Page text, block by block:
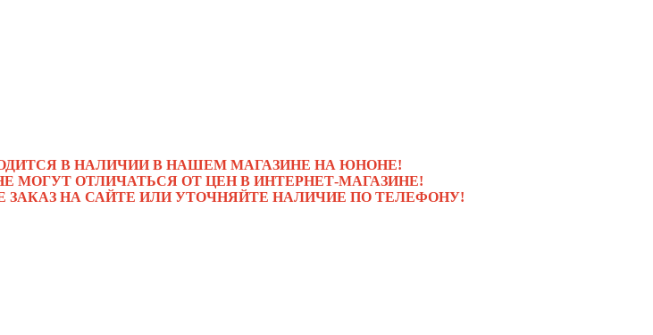
В НАЛИЧИИ В НАШЕМ МАГАЗИНЕ НА ЮНОНЕ!
МОГУТ ОТЛИЧАТЬСЯ ОТ ЦЕН В ИНТЕРНЕТ-МАГАЗИНЕ!
НА САЙТЕ ИЛИ УТОЧНЯЙТЕ НАЛИЧИЕ ПО ТЕЛЕФОНУ!